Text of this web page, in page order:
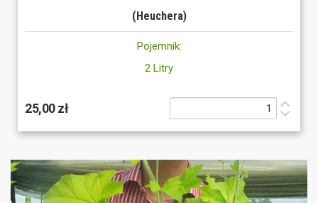
(Heuchera)
Pojemnik:
2 Litry
25,00 zł